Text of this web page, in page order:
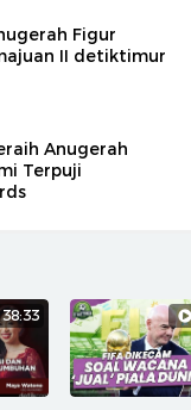
Figur
II detiktimur
Anugerah
Terpuji
38:33